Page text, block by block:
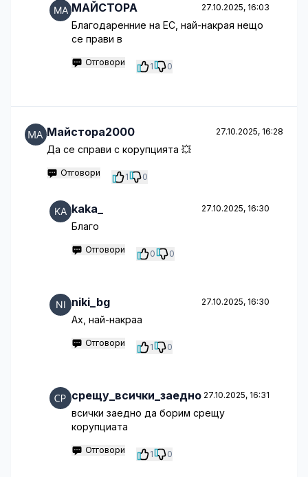
МАЙСТОРА 27.10.2025, 16:03
Благодаренние на ЕС, най-накрая нещо
се прави в
Отговори 1 0
Майстора2000 27.10.2025, 16:28
Да се справи с корупцията 💥
Отговори 1 0
kaka_ 27.10.2025, 16:30
Благо
Отговори 0 0
niki_bg 27.10.2025, 16:30
Ах, най-накраа
Отговори 1 0
срещу_всички_заедно 27.10.2025, 16:31
всички заедно да борим срещу
корупциата
Отговори 1 0